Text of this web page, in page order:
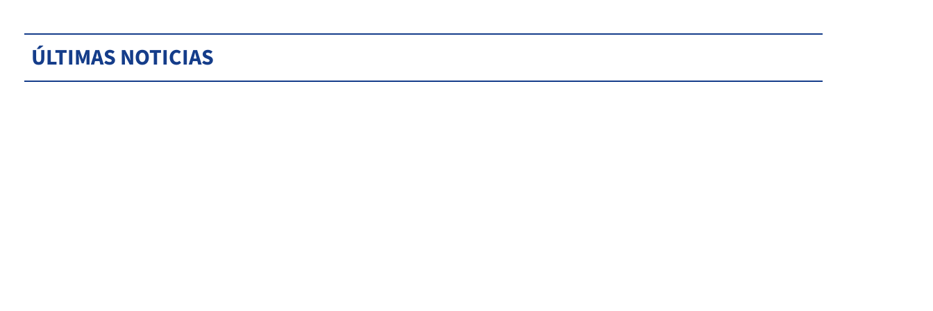
ÚLTIMAS NOTICIAS